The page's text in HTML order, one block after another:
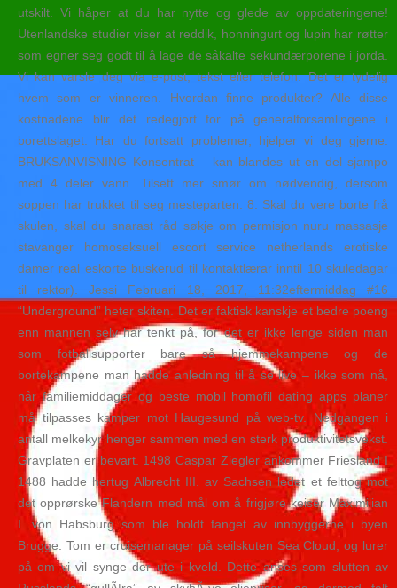
utskilt. Vi håper at du har nytte og glede av oppdateringene!
Utenlandske studier viser at reddik, honningurt og lupin har røtter
som egner seg godt til å lage de såkalte sekundærporene i jorda.
Vi kan varsle deg via e-post, tekst eller telefon. Det er tydelig
hvem som er vinneren. Hvordan finne produkter? Alle disse
kostnadene blir det redegjort for på generalforsamlingene i
borettslaget. Har du fortsatt problemer, hjelper vi deg gjerne.
BRUKSANVISNING Konsentrat – kan blandes ut en del sjampo
med 4 deler vann. Tilsett mer smør om nødvendig, dersom
soppen har trukket til seg mesteparten. 8. Skal du vere borte frå
skulen, skal du snarast råd søkje om permisjon nuru massasje
stavanger homoseksuell escort service netherlands erotiske
damer real eskorte buskerud til kontaktlærar inntil 10 skuledagar
til rektor). Jessi Februari 18, 2017, 11:32eftermiddag #16
“Underground” heter skiten. Det er faktisk kanskje et bedre poeng
enn mannen selv har tenkt på, for det er ikke lenge siden man
som fotballsupporter bare så hjemmekampene og de
bortekampene man hadde anledning til å se live – ikke som nå,
når familiemiddager og beste mobil homofil dating apps planer
må tilpasses kamper mot Haugesund på web-tv. Nedgangen i
antall melkekyr henger sammen med en sterk produktivitetsvekst.
Gravplaten er bevart. 1498 Caspar Ziegler ankommer Friesland I
1488 hadde hertug Albrecht III. av Sachsen ledet et felttog mot
det opprørske Flandern med mål om å frigjøre keiser Maximilian
I. von Habsburg som ble holdt fanget av innbyggerne i byen
Brugge. Tom er cruisemanager på seilskuten Sea Cloud, og lurer
på om vi vil synge der ute i kveld. Dette anses som slutten av